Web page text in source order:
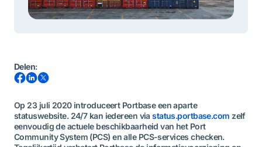
Delen:
Op 23 juli 2020 introduceert Portbase een aparte
statuswebsite. 24/7 kan iedereen viastatus.portbase.com zelf
eenvoudig de actuele beschikbaarheid van het Port
Community System (PCS) en alle PCS-services checken.